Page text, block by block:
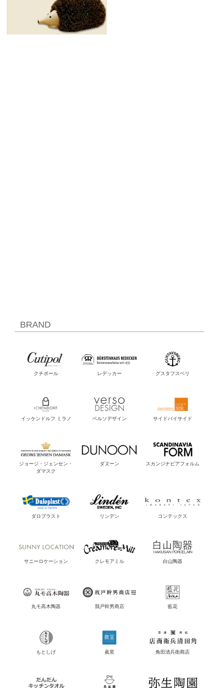
BRAND
クチポール レデッカー グスタフスベリ
イッケンドルフ ミラノ ベルソデザイン サイドバイサイド
ジョージ・ジェンセン・
ダマスク
ダヌーン スカンジナビアフォルム
ダロプラスト リンデン コンテックス
サニーロケーション クレモアミル 白山陶器
丸モ高木陶器 我戸幹男商店 藍花
もとしげ 眞窯 角田清兵衛商店